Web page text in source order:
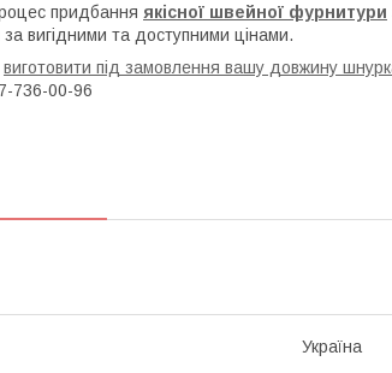
придбання якісної швейної фурнитури
вигідними та доступними цінами.
виготовити під замовлення вашу довжину
736-00-96
Україна